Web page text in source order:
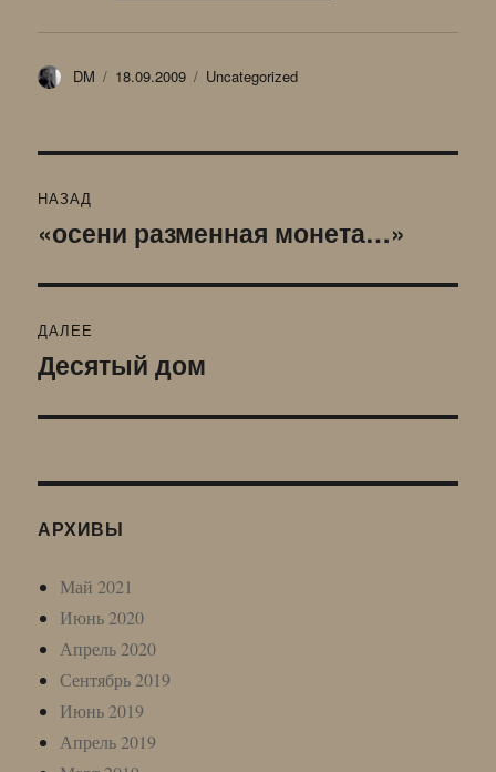
Автор
DM Опубликовано
18.09.2009 Рубрики
Uncategorized
по
НАЗАД
Предыдущая
«осени разменная монета…»
ДАЛЕЕ
Следующая
Десятый дом
АРХИВЫ
Май 2021
Июнь 2020
Апрель 2020
Сентябрь 2019
Июнь 2019
Апрель 2019